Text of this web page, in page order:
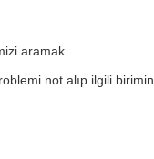
aramak.
not alıp ilgili